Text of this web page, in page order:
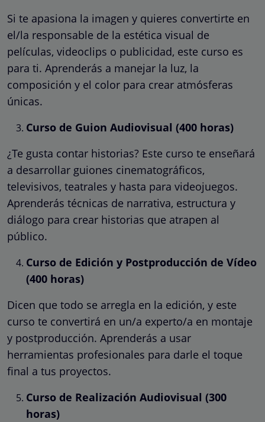
Si te apasiona la imagen y quieres convertirte en
el/la responsable de la estética visual de
películas, videoclips o publicidad, este curso es
para ti. Aprenderás a manejar la luz, la
composición y el color para crear atmósferas
únicas.
Curso de Guion Audiovisual (400 horas)
¿Te gusta contar historias? Este curso te enseñará
a desarrollar guiones cinematográficos,
televisivos, teatrales y hasta para videojuegos.
Aprenderás técnicas de narrativa, estructura y
diálogo para crear historias que atrapen al
público.
Curso de Edición y Postproducción de Vídeo
(400 horas)
Dicen que todo se arregla en la edición, y este
curso te convertirá en un/a experto/a en montaje
y postproducción. Aprenderás a usar
herramientas profesionales para darle el toque
final a tus proyectos.
Curso de Realización Audiovisual (300
horas)